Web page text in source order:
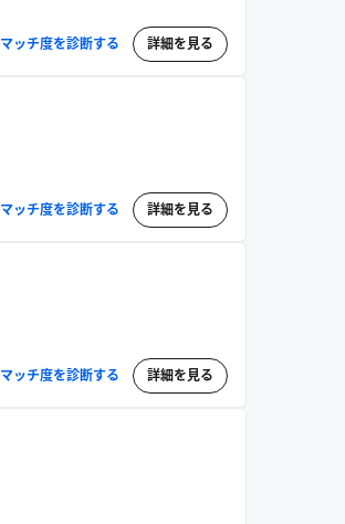
マッチ度を診断する 詳細を見る
マッチ度を診断する 詳細を見る
マッチ度を診断する 詳細を見る